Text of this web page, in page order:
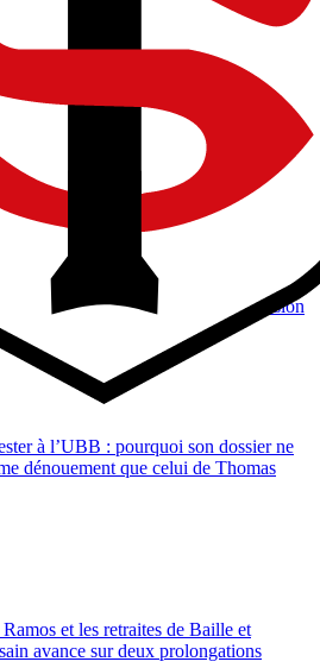
le Stade Toulousain peut-il
pilier droit avec le départ de Georges-
20 ans ou moins à suivre en 2026-
ils pourraient changer de dimension
à l’UBB : pourquoi son dossier ne
dénouement que celui de Thomas
et les retraites de Baille et
avance sur deux prolongations